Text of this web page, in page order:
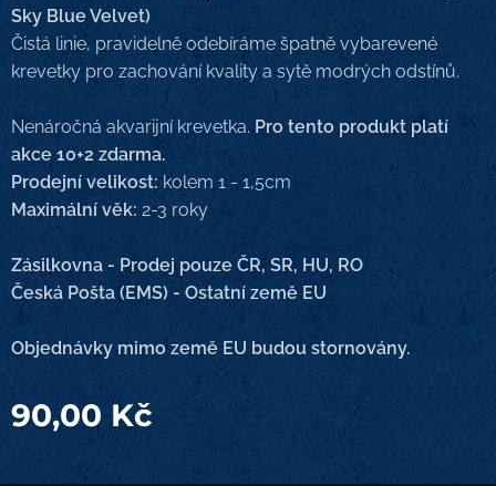
Sky Blue Velvet)
Čistá linie, pravidelně odebíráme špatně vybarevené
krevetky pro zachování kvality a sytě modrých odstínů.
Nenáročná akvarijní krevetka. Pro tento produkt platí
akce 10+2 zdarma.
Prodejní velikost: kolem 1 - 1,5cm
Maximální věk: 2-3 roky
Zásilkovna - Prodej pouze ČR, SR, HU, RO
Česká Pošta (EMS) - Ostatní země EU
Objednávky mimo země EU budou stornovány.
90,00 Kč